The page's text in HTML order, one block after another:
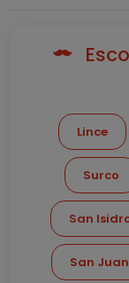
Lince
Surco
San
San